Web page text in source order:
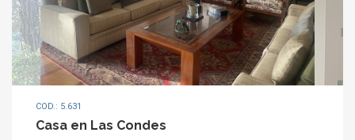
COD.: 5.631
Casa en Las Condes